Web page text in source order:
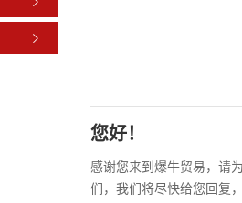
您好！
感谢您来到爆牛贸易，请
们，我们将尽快给您回复